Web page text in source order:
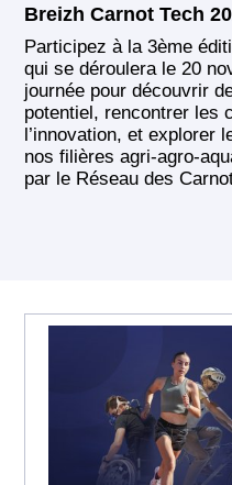
Breizh Carnot Tech
Participez à la 3ème
qui se déroulera le 20
journée pour découvrir
potentiel, rencontrer les
l’innovation, et explorer
nos filières agri-agro-
par le Réseau des